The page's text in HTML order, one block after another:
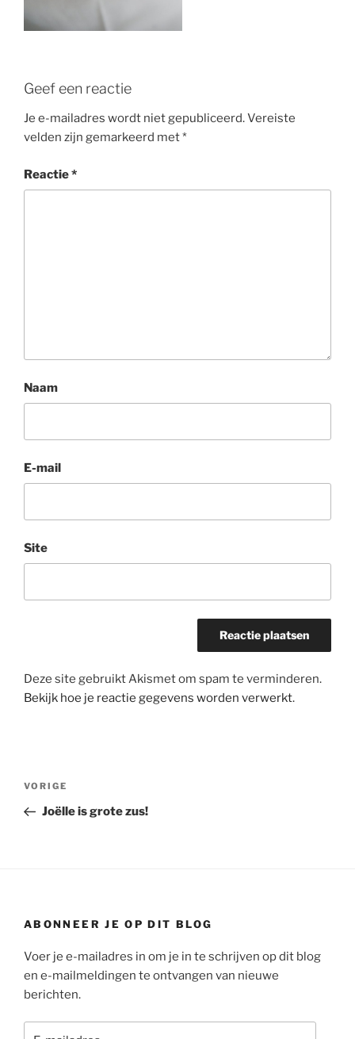
Geef een reactie
Je e-mailadres wordt niet gepubliceerd.Vereiste
velden zijn gemarkeerd met*
Reactie*
Naam
E-mail
Site
Deze site gebruikt Akismet om spam te verminderen.
Bekijk hoe je reactie gegevens worden verwerkt.
Bericht
Vorig
bericht
VORIGE
Joëlle is grote zus!
ABONNEER JE OP DIT BLOG
Voer je e-mailadres in om je in te schrijven op dit blog
en e-mailmeldingen te ontvangen van nieuwe
berichten.